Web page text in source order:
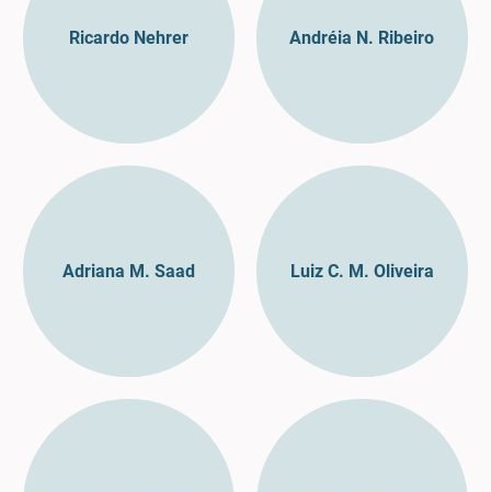
Ricardo Nehrer Andréia N. Ribeiro
Adriana M. Saad Luiz C. M. Oliveira